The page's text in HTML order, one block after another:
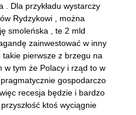
. Dla przykładu wystarczy
Rydzykowi , można
smoleńska , te 2 mld
zainwestować w inny
takie pierwsze z brzegu na
w tym że Polacy i rząd to w
gospodarczo
recesja będzie i bardzo
ktoś wyciągnie